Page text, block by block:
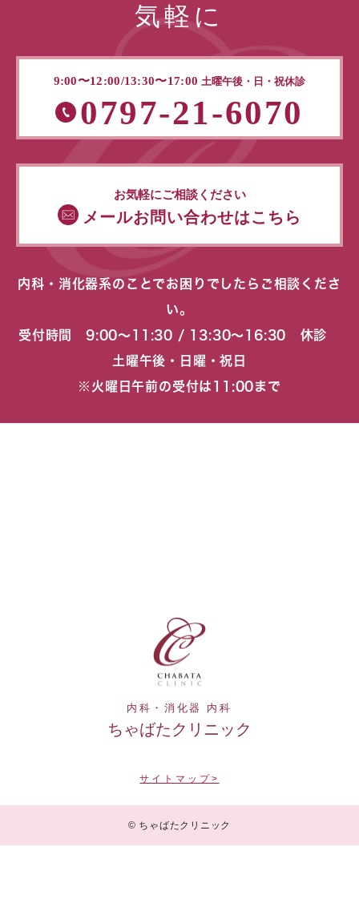
気軽に
9:00〜12:00/13:30〜17:00 土曜午後・日・祝休診
0797-21-6070
お気軽にご相談ください
メールお問い合わせはこちら
内科・消化器系のことでお困りでしたらご相談くださ
い。
受付時間 9:00〜11:30 / 13:30〜16:30 休診
土曜午後・日曜・祝日
※火曜日午前の受付は11:00まで
内科・消化器 内科
ちゃばたクリニック
サイトマップ>
© ちゃばたクリニック